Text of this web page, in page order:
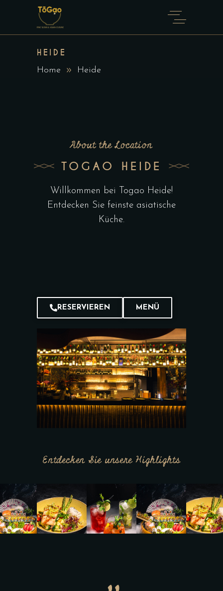
HEIDE
Home Heide
About the Location
TOGAO HEIDE
Willkommen bei Togao Heide!
Entdecken Sie feinste asiatische
Küche.
RESERVIEREN MENÜ
Entdecken Sie unsere Highlights